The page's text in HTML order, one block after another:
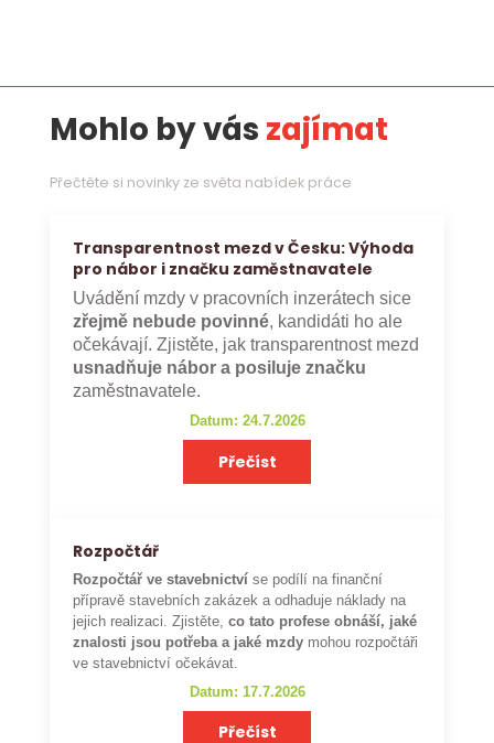
Mohlo by vás zajímat
Přečtěte si novinky ze světa nabídek práce
Transparentnost mezd v Česku: Výhoda
pro nábor i značku zaměstnavatele
Uvádění mzdy v pracovních inzerátech sice
zřejmě nebude povinné, kandidáti ho ale
očekávají. Zjistěte, jak transparentnost mezd
usnadňuje nábor a posiluje značku
zaměstnavatele.
Datum: 24.7.2026
Přečíst
Rozpočtář
Rozpočtář ve stavebnictví se podílí na finanční
přípravě stavebních zakázek a odhaduje náklady na
jejich realizaci. Zjistěte,co tato profese obnáší, jaké
znalosti jsou potřeba a jaké mzdy mohou rozpočtáři
ve stavebnictví očekávat.
Datum: 17.7.2026
Přečíst